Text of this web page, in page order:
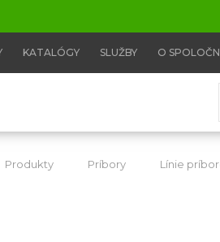
KATALÓGY SLUŽBY O
Produkty Príbory Línie